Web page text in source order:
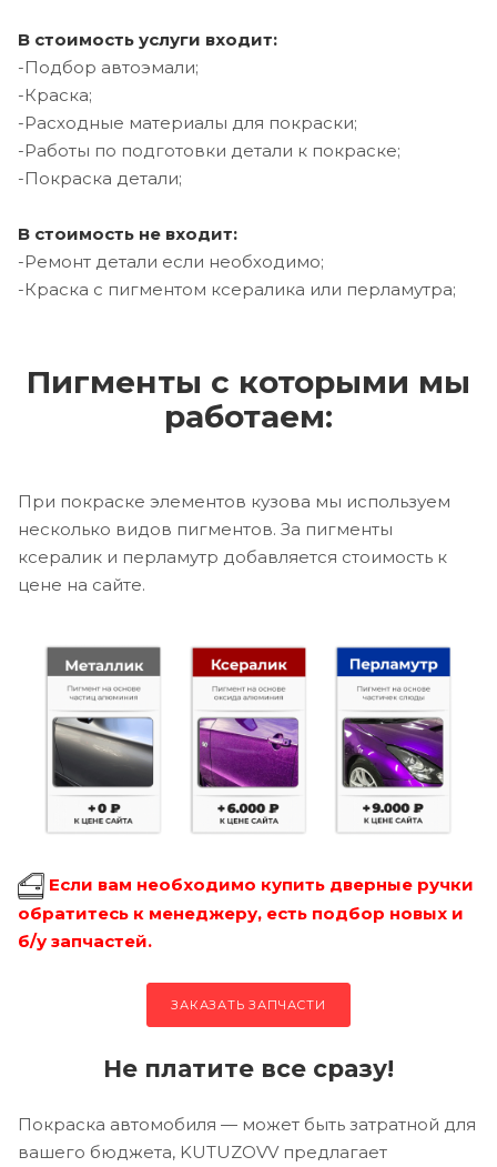
В стоимость услуги входит:
-Подбор автоэмали;
-Краска;
-Расходные материалы для покраски;
-Работы по подготовки детали к покраске;
-Покраска детали;
В стоимость не входит:
-Ремонт детали если необходимо;
-Краска с пигментом ксералика или перламутра;
Пигменты с которыми мы
работаем:
При покраске элементов кузова мы используем
несколько видов пигментов. За пигменты
ксералик и перламутр добавляется стоимость к
цене на сайте.
Если вам необходимо купить дверные ручки
обратитесь к менеджеру, есть подбор новых и
б/у запчастей.
ЗАКАЗАТЬ ЗАПЧАСТИ
Не платите все сразу!
Покраска автомобиля — может быть затратной для
вашего бюджета, KUTUZOVV предлагает